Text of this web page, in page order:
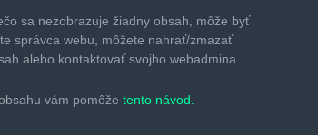
sa nezobrazuje žiadny obsah, môže byť
správca webu, môžete nahrať/zmazať
alebo kontaktovať svojho webadmina.
vám pomôže tento návod.